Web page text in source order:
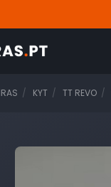
KYT TT REVO